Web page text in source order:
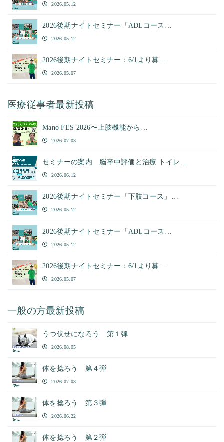
2026.05.12
2026後期ナイトセミナー「ADLコース…
2026.05.12
2026後期ナイトセミナー：6/1より募…
2026.05.07
医療従事者最新投稿
Mano FES 2026〜上肢機能から…
2026.07.03
セミナーの案内 脳卒中評価と治療 トイレ…
2026.06.12
2026後期ナイトセミナー「下肢コース」…
2026.05.12
2026後期ナイトセミナー「ADLコース…
2026.05.12
2026後期ナイトセミナー：6/1より募…
2026.05.07
一般の方最新投稿
うつ伏せになろう 第１弾
2026.08.05
体を捻ろう 第４弾
2026.07.03
体を捻ろう 第３弾
2026.06.22
体を捻ろう 第２弾